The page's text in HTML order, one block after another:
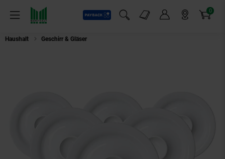
Menü
Payback
Suchfeld einblenden
Markt-Angebote 0
Artikel
Haushalt Geschirr & Gläser